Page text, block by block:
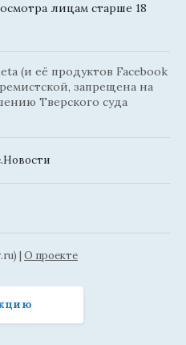
лицам старше 18
(и её продуктов Facebook
запрещена на
Тверского суда
| О проекте